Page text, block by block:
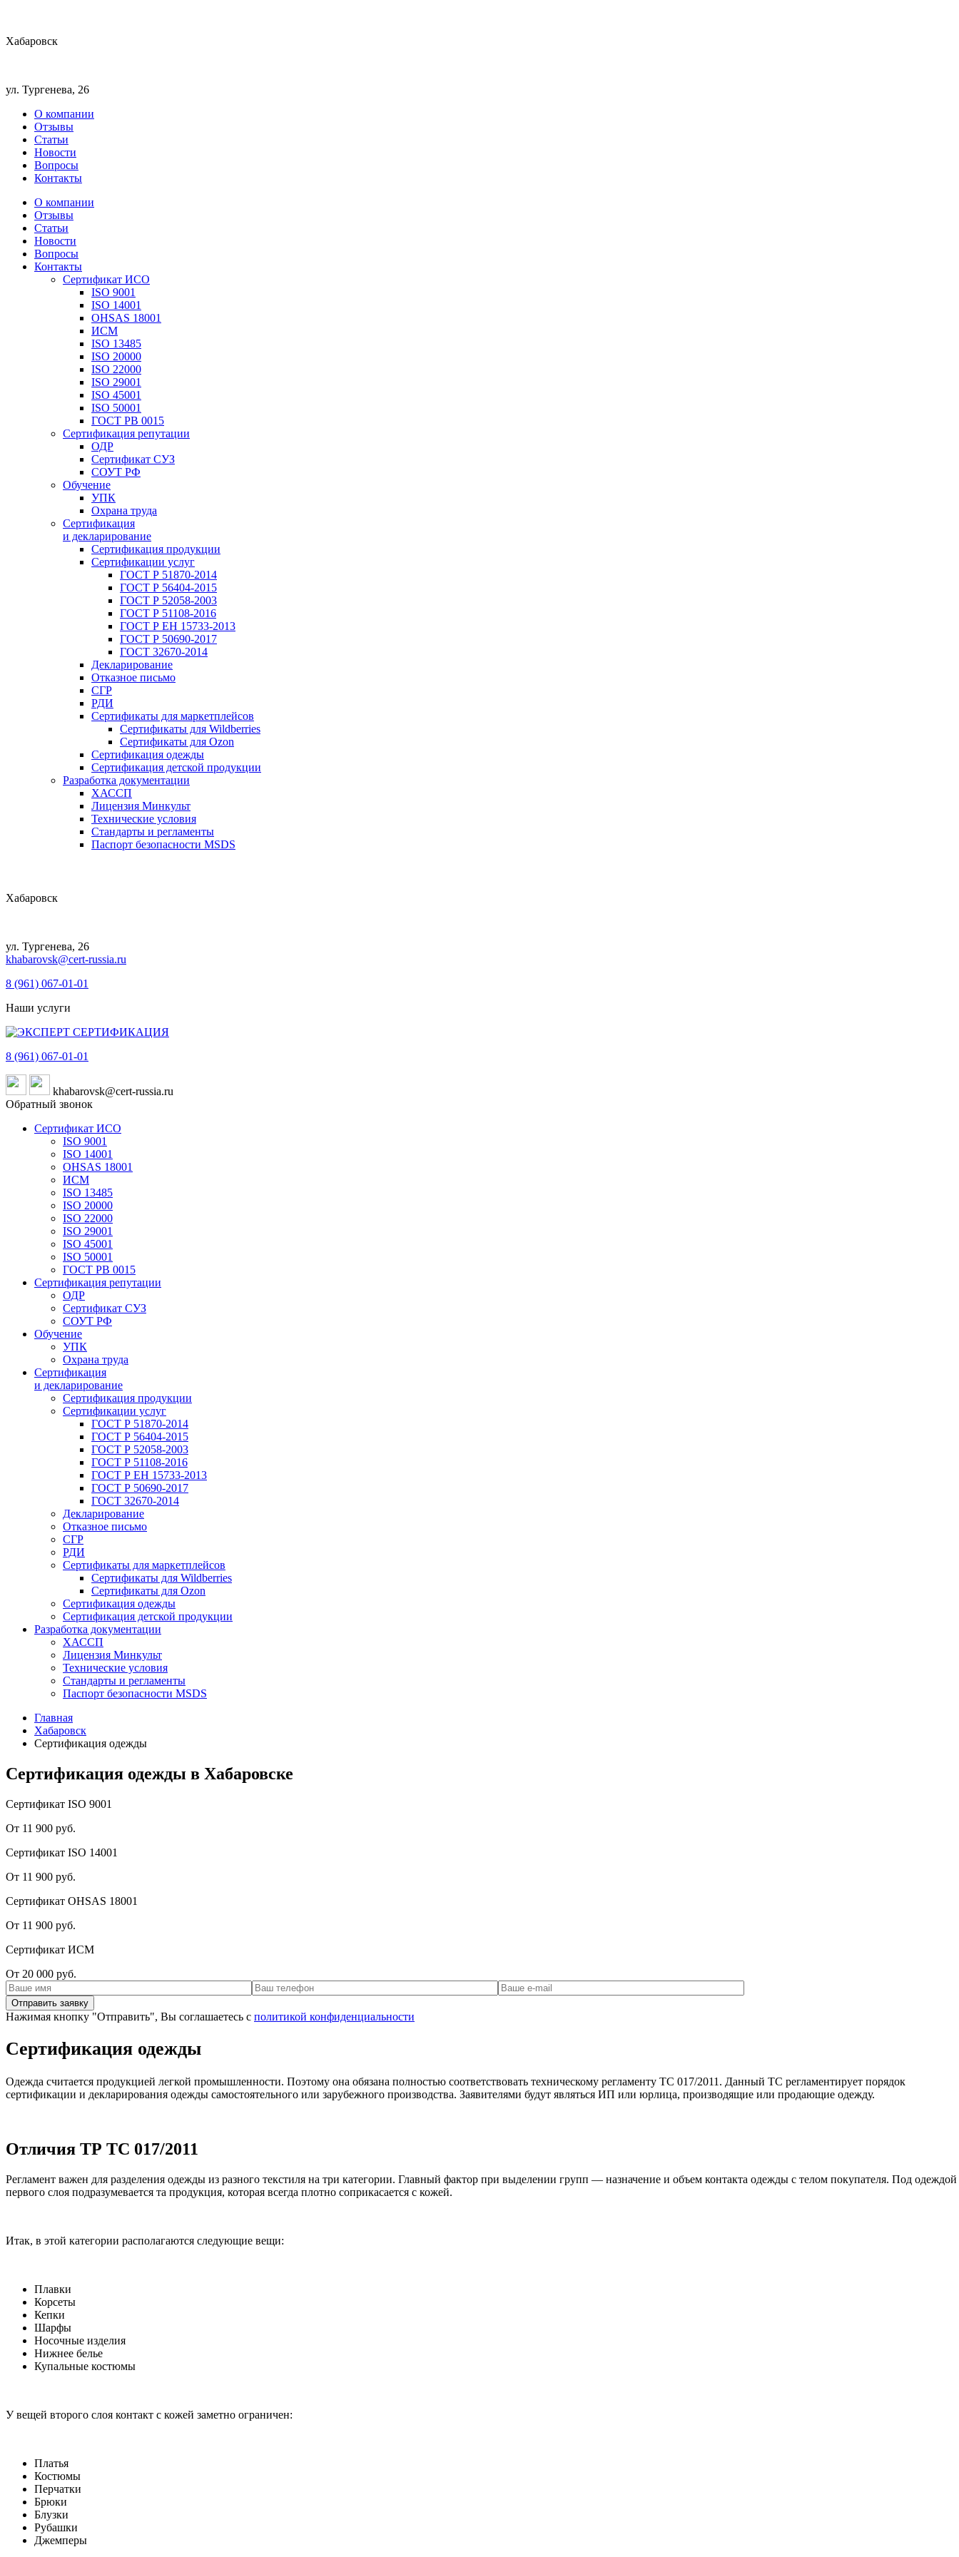
Хабаровск
ул. Тургенева, 26
О компании
Отзывы
Статьи
Новости
Вопросы
Контакты
О компании
Отзывы
Статьи
Новости
Вопросы
Контакты
Сертификат ИСО
ISO 9001
ISO 14001
OHSAS 18001
ИСМ
ISO 13485
ISO 20000
ISO 22000
ISO 29001
ISO 45001
ISO 50001
ГОСТ РВ 0015
Сертификация репутации
ОДР
Сертификат СУЗ
СОУТ РФ
Обучение
УПК
Охрана труда
Сертификация
и декларирование
Сертификация продукции
Сертификации услуг
ГОСТ Р 51870-2014
ГОСТ Р 56404-2015
ГОСТ Р 52058-2003
ГОСТ Р 51108-2016
ГОСТ Р ЕН 15733-2013
ГОСТ Р 50690-2017
ГОСТ 32670-2014
Декларирование
Отказное письмо
СГР
РДИ
Сертификаты для маркетплейсов
Сертификаты для Wildberries
Сертификаты для Ozon
Сертификация одежды
Сертификация детской продукции
Разработка документации
ХАССП
Лицензия Минкульт
Технические условия
Стандарты и регламенты
Паспорт безопасности MSDS
Хабаровск
ул. Тургенева, 26
khabarovsk@cert-russia.ru
8 (961) 067-01-01
Наши услуги
8 (961) 067-01-01
khabarovsk@cert-russia.ru
Обратный звонок
Сертификат ИСО
ISO 9001
ISO 14001
OHSAS 18001
ИСМ
ISO 13485
ISO 20000
ISO 22000
ISO 29001
ISO 45001
ISO 50001
ГОСТ РВ 0015
Сертификация репутации
ОДР
Сертификат СУЗ
СОУТ РФ
Обучение
УПК
Охрана труда
Сертификация
и декларирование
Сертификация продукции
Сертификации услуг
ГОСТ Р 51870-2014
ГОСТ Р 56404-2015
ГОСТ Р 52058-2003
ГОСТ Р 51108-2016
ГОСТ Р ЕН 15733-2013
ГОСТ Р 50690-2017
ГОСТ 32670-2014
Декларирование
Отказное письмо
СГР
РДИ
Сертификаты для маркетплейсов
Сертификаты для Wildberries
Сертификаты для Ozon
Сертификация одежды
Сертификация детской продукции
Разработка документации
ХАССП
Лицензия Минкульт
Технические условия
Стандарты и регламенты
Паспорт безопасности MSDS
Главная
Хабаровск
Сертификация одежды
Сертификация одежды в Хабаровске
Сертификат ISO 9001
От 11 900 руб.
Сертификат ISO 14001
От 11 900 руб.
Сертификат OHSAS 18001
От 11 900 руб.
Сертификат ИСМ
От 20 000 руб.
Нажимая кнопку "Отправить", Вы соглашаетесь с политикой конфиденциальности
Сертификация одежды
Одежда считается продукцией легкой промышленности. Поэтому она обязана полностью соответствовать техническому регламенту ТС 017/2011. Данный ТС регламентирует порядок
сертификации и декларирования одежды самостоятельного или зарубежного производства. Заявителями будут являться ИП или юрлица, производящие или продающие одежду.
Отличия ТР ТС 017/2011
Регламент важен для разделения одежды из разного текстиля на три категории. Главный фактор при выделении групп — назначение и объем контакта одежды с телом покупателя. Под одеждой
первого слоя подразумевается та продукция, которая всегда плотно соприкасается с кожей.
Итак, в этой категории располагаются следующие вещи:
Плавки
Корсеты
Кепки
Шарфы
Носочные изделия
Нижнее белье
Купальные костюмы
У вещей второго слоя контакт с кожей заметно ограничен:
Платья
Костюмы
Перчатки
Брюки
Блузки
Рубашки
Джемперы